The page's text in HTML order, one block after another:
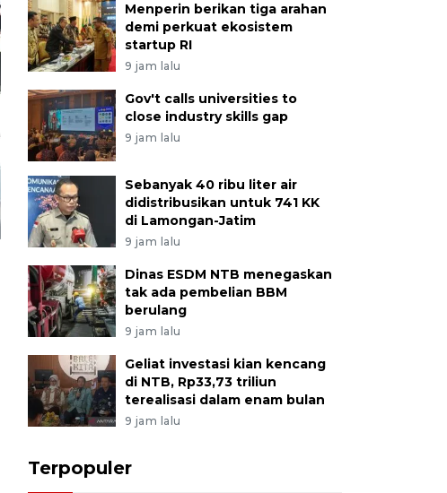
Menperin berikan tiga arahan
demi perkuat ekosistem
startup RI
9 jam lalu
Gov't calls universities to
close industry skills gap
9 jam lalu
Sebanyak 40 ribu liter air
didistribusikan untuk 741 KK
di Lamongan-Jatim
9 jam lalu
Dinas ESDM NTB menegaskan
tak ada pembelian BBM
berulang
9 jam lalu
Geliat investasi kian kencang
di NTB, Rp33,73 triliun
terealisasi dalam enam bulan
9 jam lalu
Terpopuler